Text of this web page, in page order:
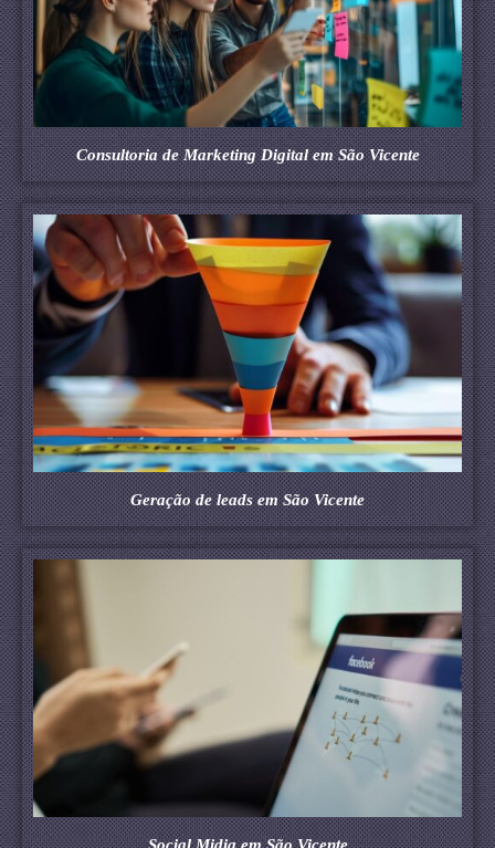
Consultoria de Marketing Digital em São Vicente
Geração de leads em São Vicente